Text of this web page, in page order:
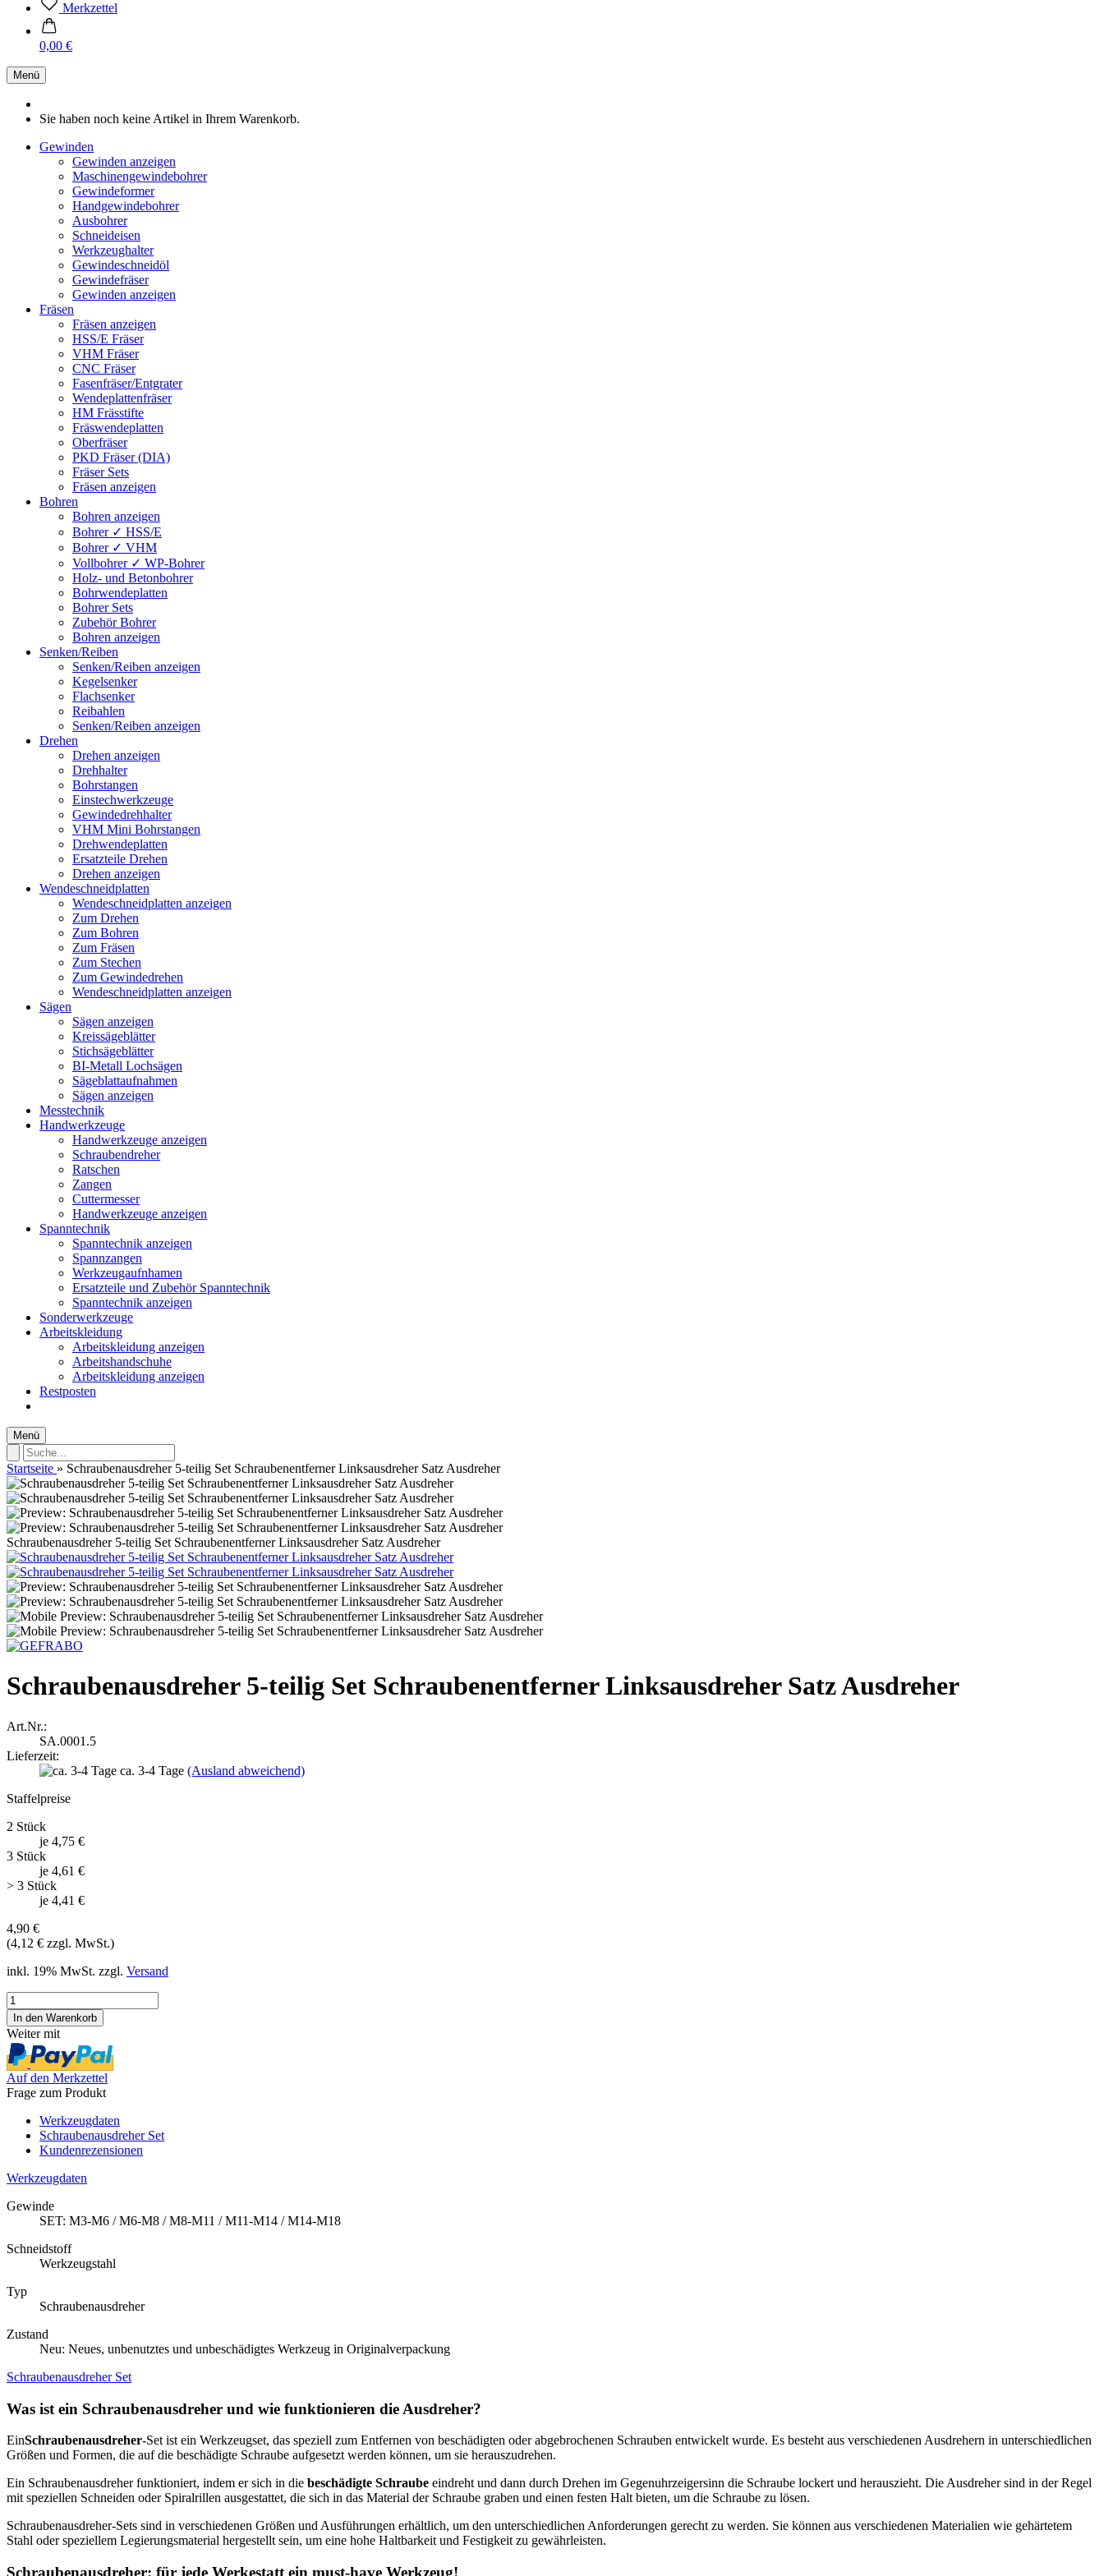
Merkzettel
0,00 €
Menü
Sie haben noch keine Artikel in Ihrem Warenkorb.
Gewinden
Gewinden anzeigen
Maschinengewindebohrer
Gewindeformer
Handgewindebohrer
Ausbohrer
Schneideisen
Werkzeughalter
Gewindeschneidöl
Gewindefräser
Gewinden anzeigen
Fräsen
Fräsen anzeigen
HSS/E Fräser
VHM Fräser
CNC Fräser
Fasenfräser/Entgrater
Wendeplattenfräser
HM Frässtifte
Fräswendeplatten
Oberfräser
PKD Fräser (DIA)
Fräser Sets
Fräsen anzeigen
Bohren
Bohren anzeigen
Bohrer ✓ HSS/E
Bohrer ✓ VHM
Vollbohrer ✓ WP-Bohrer
Holz- und Betonbohrer
Bohrwendeplatten
Bohrer Sets
Zubehör Bohrer
Bohren anzeigen
Senken/Reiben
Senken/Reiben anzeigen
Kegelsenker
Flachsenker
Reibahlen
Senken/Reiben anzeigen
Drehen
Drehen anzeigen
Drehhalter
Bohrstangen
Einstechwerkzeuge
Gewindedrehhalter
VHM Mini Bohrstangen
Drehwendeplatten
Ersatzteile Drehen
Drehen anzeigen
Wendeschneidplatten
Wendeschneidplatten anzeigen
Zum Drehen
Zum Bohren
Zum Fräsen
Zum Stechen
Zum Gewindedrehen
Wendeschneidplatten anzeigen
Sägen
Sägen anzeigen
Kreissägeblätter
Stichsägeblätter
BI-Metall Lochsägen
Sägeblattaufnahmen
Sägen anzeigen
Messtechnik
Handwerkzeuge
Handwerkzeuge anzeigen
Schraubendreher
Ratschen
Zangen
Cuttermesser
Handwerkzeuge anzeigen
Spanntechnik
Spanntechnik anzeigen
Spannzangen
Werkzeugaufnhamen
Ersatzteile und Zubehör Spanntechnik
Spanntechnik anzeigen
Sonderwerkzeuge
Arbeitskleidung
Arbeitskleidung anzeigen
Arbeitshandschuhe
Arbeitskleidung anzeigen
Restposten
Menü
Startseite » Schraubenausdreher 5-teilig Set Schraubenentferner Linksausdreher Satz Ausdreher
Schraubenausdreher 5-teilig Set Schraubenentferner Linksausdreher Satz Ausdreher
Schraubenausdreher 5-teilig Set Schraubenentferner Linksausdreher Satz Ausdreher
Art.Nr.:
SA.0001.5
Lieferzeit:
ca. 3-4 Tage (Ausland abweichend)
Staffelpreise
2 Stück
je 4,75 €
3 Stück
je 4,61 €
> 3 Stück
je 4,41 €
4,90 €
(4,12 € zzgl. MwSt.)
inkl. 19% MwSt. zzgl. Versand
Weiter mit
Auf den Merkzettel
Frage zum Produkt
Werkzeugdaten
Schraubenausdreher Set
Kundenrezensionen
Werkzeugdaten
Gewinde
SET: M3-M6 / M6-M8 / M8-M11 / M11-M14 / M14-M18
Schneidstoff
Werkzeugstahl
Typ
Schraubenausdreher
Zustand
Neu: Neues, unbenutztes und unbeschädigtes Werkzeug in Originalverpackung
Schraubenausdreher Set
Was ist ein Schraubenausdreher und wie funktionieren die Ausdreher?
EinSchraubenausdreher-Set ist ein Werkzeugset, das speziell zum Entfernen von beschädigten oder abgebrochenen Schrauben entwickelt wurde. Es besteht aus verschiedenen Ausdrehern in unterschiedlichen
Größen und Formen, die auf die beschädigte Schraube aufgesetzt werden können, um sie herauszudrehen.
Ein Schraubenausdreher funktioniert, indem er sich in die beschädigte Schraube eindreht und dann durch Drehen im Gegenuhrzeigersinn die Schraube lockert und herauszieht. Die Ausdreher sind in der Regel
mit speziellen Schneiden oder Spiralrillen ausgestattet, die sich in das Material der Schraube graben und einen festen Halt bieten, um die Schraube zu lösen.
Schraubenausdreher-Sets sind in verschiedenen Größen und Ausführungen erhältlich, um den unterschiedlichen Anforderungen gerecht zu werden. Sie können aus verschiedenen Materialien wie gehärtetem
Stahl oder speziellem Legierungsmaterial hergestellt sein, um eine hohe Haltbarkeit und Festigkeit zu gewährleisten.
Schraubenausdreher: für jede Werkestatt ein must-have Werkzeug!